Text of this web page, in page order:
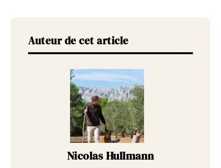
Auteur de cet article
Nicolas Hullmann